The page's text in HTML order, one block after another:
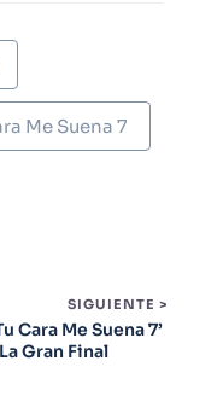
Me Suena 7
SIGUIENTE >
Cara Me Suena 7’
Gran Final